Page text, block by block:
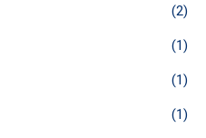
(2)
(1)
(1)
(1)